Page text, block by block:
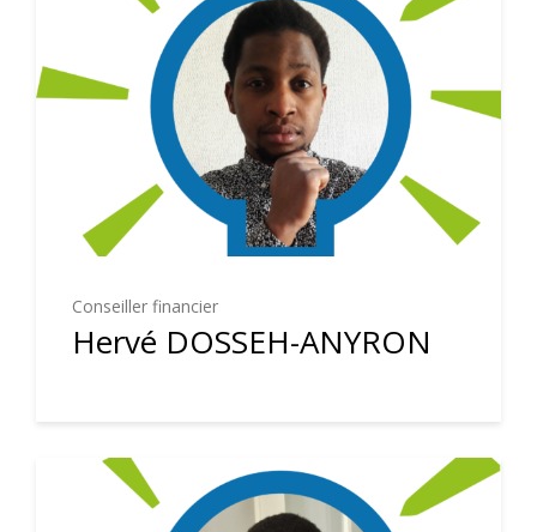
Conseiller financier
Hervé DOSSEH-ANYRON